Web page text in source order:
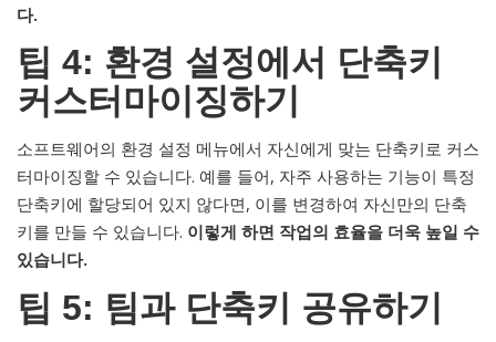
다.
팁 4: 환경 설정에서 단축키
커스터마이징하기
소프트웨어의 환경 설정 메뉴에서 자신에게 맞는 단축키로 커스
터마이징할 수 있습니다. 예를 들어, 자주 사용하는 기능이 특정
단축키에 할당되어 있지 않다면, 이를 변경하여 자신만의 단축
키를 만들 수 있습니다. 이렇게 하면 작업의 효율을 더욱 높일 수
있습니다.
팁 5: 팀과 단축키 공유하기